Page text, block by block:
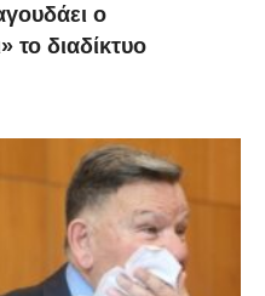
ο
το διαδίκτυο